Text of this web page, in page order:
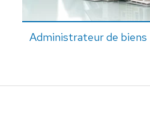
Administrateur de biens